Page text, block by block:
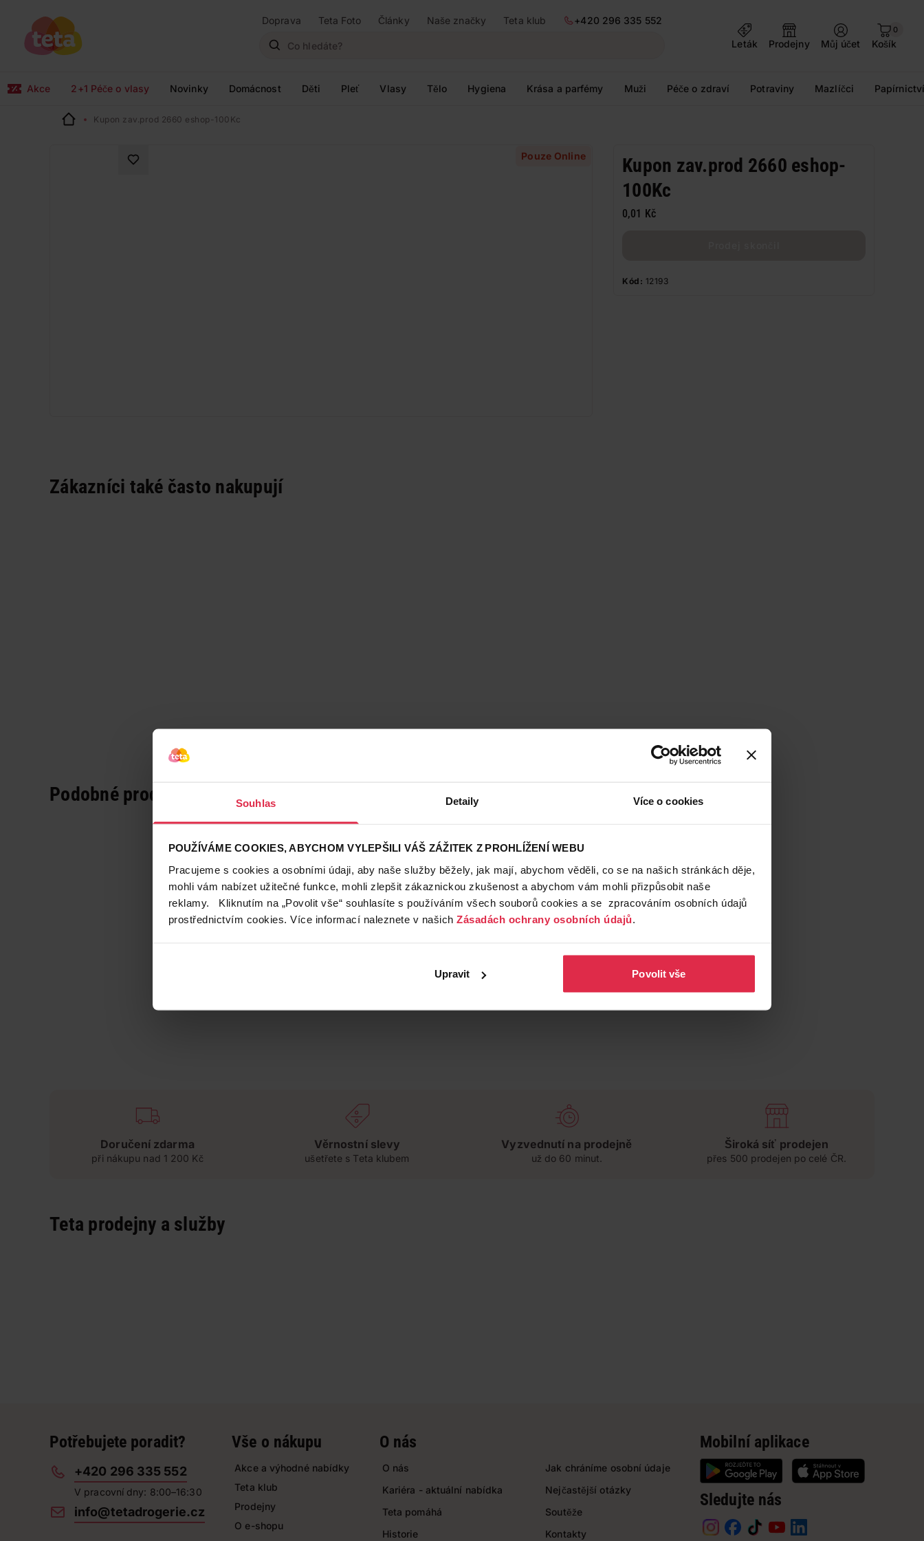
Souhlas Detaily Více o cookies
POUŽÍVÁME COOKIES, ABYCHOM VYLEPŠILI VÁŠ ZÁŽITEK Z PROHLÍŽENÍ WEBU
Pracujeme s cookies a osobními údaji, aby naše služby běžely, jak mají, abychom věděli, co se na našich stránkách děje,
mohli vám nabízet užitečné funkce, mohli zlepšit zákaznickou zkušenost a abychom vám mohli přizpůsobit naše
reklamy. Kliknutím na „Povolit vše“ souhlasíte s používáním všech souborů cookies a se zpracováním osobních údajů
prostřednictvím cookies. Více informací naleznete v našich Zásadách ochrany osobních údajů.
Upravit Povolit vše
Doprava Teta Foto Články Naše značky Teta klub
+420 296 335 552
Leták
Prodejny Můj účet
0
Košík
Akce 2+1 Péče o vlasy Novinky Domácnost Děti Pleť Vlasy Tělo Hygiena Krása a parfémy Muži Péče o zdraví Potraviny Mazlíčci
Kupon zav.prod 2660 eshop-100Kc
Pouze Online
Kupon zav.prod 2660 eshop-
100Kc
0,01 Kč
Kód: 12193
Zákazníci také často nakupují
Podobné produkty
Doručení zdarma
při nákupu nad 1 200 Kč
Věrnostní slevy
ušetřete s Teta klubem
Vyzvednutí na prodejně
už do 60 minut.
Široká síť prodejen
přes 500 prodejen po celé ČR.
Teta prodejny a služby
Potřebujete poradit?
+420 296 335 552
V pracovní dny: 8:00–16:30
info@tetadrogerie.cz
Vše o nákupu
Akce a výhodné nabídky
Teta klub
Prodejny
O e-shopu
O nás
O nás
Kariéra - aktuální nabídka
Teta pomáhá
Historie
Jak chráníme osobní údaje
Nejčastější otázky
Soutěže
Kontakty
Mobilní aplikace
Sledujte nás